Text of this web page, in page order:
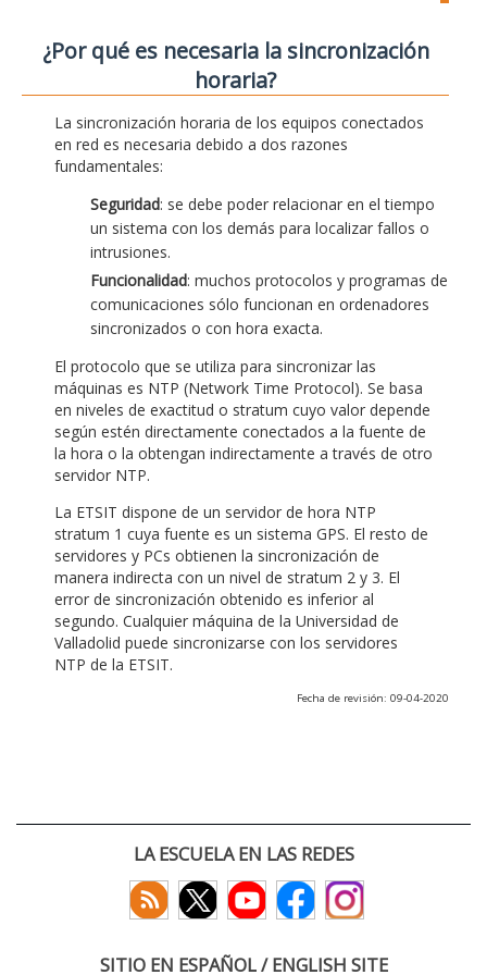
¿Por qué es necesaria la sincronización
horaria?
La sincronización horaria de los equipos conectados
en red es necesaria debido a dos razones
fundamentales:
Seguridad: se debe poder relacionar en el tiempo
un sistema con los demás para localizar fallos o
intrusiones.
Funcionalidad: muchos protocolos y programas de
comunicaciones sólo funcionan en ordenadores
sincronizados o con hora exacta.
El protocolo que se utiliza para sincronizar las
máquinas es NTP (Network Time Protocol). Se basa
en niveles de exactitud o stratum cuyo valor depende
según estén directamente conectados a la fuente de
la hora o la obtengan indirectamente a través de otro
servidor NTP.
La ETSIT dispone de un servidor de hora NTP
stratum 1 cuya fuente es un sistema GPS. El resto de
servidores y PCs obtienen la sincronización de
manera indirecta con un nivel de stratum 2 y 3. El
error de sincronización obtenido es inferior al
segundo. Cualquier máquina de la Universidad de
Valladolid puede sincronizarse con los servidores
NTP de la ETSIT.
Fecha de revisión: 09-04-2020
LA ESCUELA EN LAS REDES
SITIO EN ESPAÑOL / ENGLISH SITE